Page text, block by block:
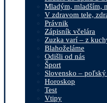
Mladým, mladším,
V zdravom tele,
Právnik
Zápisník včelára
Zuzka varí – z
Blahoželáme
Odišli od nás
Šport
Slovensko –
Horoskop
Test
Vtipy